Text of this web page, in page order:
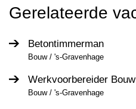
Gerelateerde
Betontimmerman
Bouw / 's-Gravenhage
Werkvoorbereider Bouw
Bouw / 's-Gravenhage